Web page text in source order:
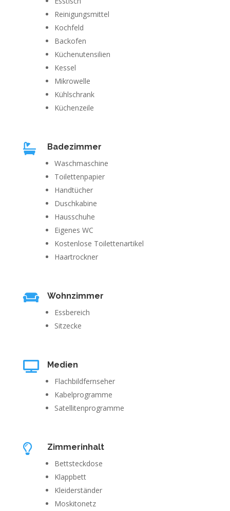
Reinigungsmittel
Kochfeld
Backofen
Küchenutensilien
Kessel
Mikrowelle
Kühlschrank
Küchenzeile

Badezimmer
Waschmaschine
Toilettenpapier
Handtücher
Duschkabine
Hausschuhe
Eigenes WC
Kostenlose Toilettenartikel
Haartrockner

Wohnzimmer
Essbereich
Sitzecke

Medien
Flachbildfernseher
Kabelprogramme
Satellitenprogramme

Zimmerinhalt
Bettsteckdose
Klappbett
Kleiderständer
Moskitonetz